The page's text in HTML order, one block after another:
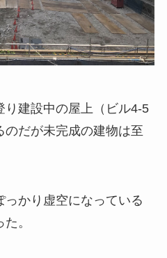
り建設中の屋上（ビル4-5
のだが未完成の建物は至
かり虚空になっている
。